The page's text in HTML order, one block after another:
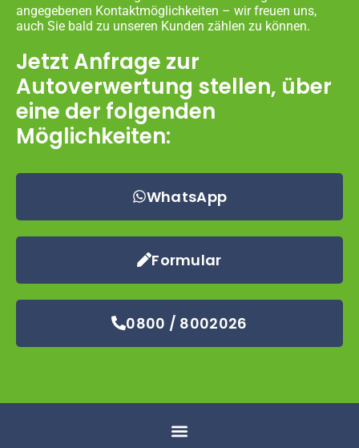
angegebenen Kontaktmöglichkeiten – wir freuen uns,
auch Sie bald zu unseren Kunden zählen zu können.
Jetzt Anfrage zur
Autoverwertung stellen, über
eine der folgenden
Möglichkeiten:
WhatsApp
Formular
0800 / 8002026